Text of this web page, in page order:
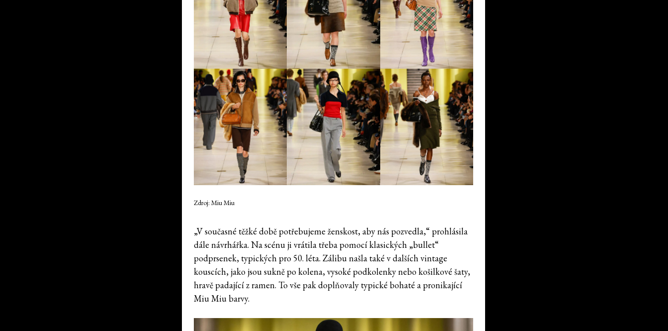
Zdroj: Miu Miu
„V současné těžké době potřebujeme ženskost, aby nás pozvedla,“ prohlásila
dále návrhářka. Na scénu ji vrátila třeba pomocí klasických „bullet“
podprsenek, typických pro 50. léta. Zálibu našla také v dalších vintage
kouscích, jako jsou sukně po kolena, vysoké podkolenky nebo košilkové šaty,
hravě padající z ramen. To vše pak doplňovaly typické bohaté a pronikající
Miu Miu barvy.